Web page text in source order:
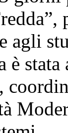
agli
è